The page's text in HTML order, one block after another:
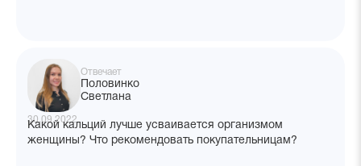
Отвечает
Половинко
Светлана
30.09.2022
Какой кальций лучше усваивается организмом
женщины? Что рекомендовать покупательницам?